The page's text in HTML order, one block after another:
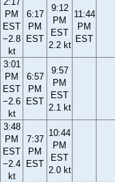
PM
EST
−2.8
kt
6:17
PM
EST
9:12
PM
EST
2.2 kt
11:44
PM
EST
3:01
PM
EST
−2.6
kt
6:57
PM
EST
9:57
PM
EST
2.1 kt
3:48
PM
EST
−2.4
kt
7:37
PM
EST
10:44
PM
EST
2.0 kt